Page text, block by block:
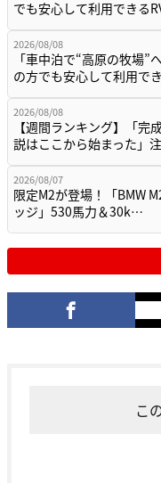
でも安心して利用できる
2026/08/08
「車中泊で“高原の牧場”
の方でも安心して利用で
2026/08/08
【週間ランキング】「
説はここから始まった」
2026/08/07
限定M2が登場！「BMW
ッジ」530馬力＆30k…
こ